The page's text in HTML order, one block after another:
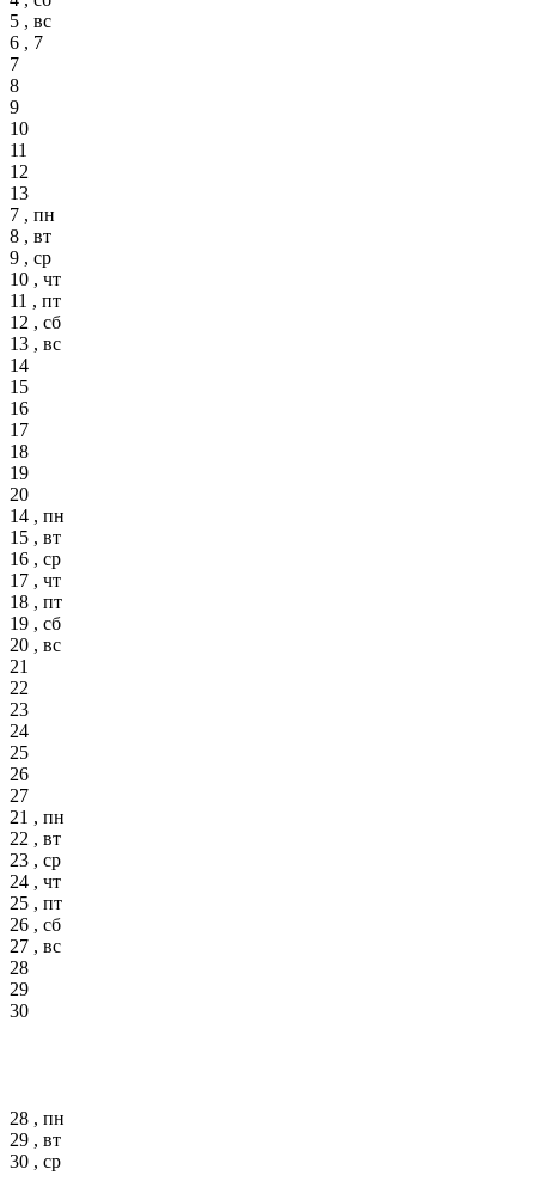
5 , вс
6 , 7
7
8
9
10
11
12
13
7 , пн
8 , вт
9 , ср
10 , чт
11 , пт
12 , сб
13 , вс
14
15
16
17
18
19
20
14 , пн
15 , вт
16 , ср
17 , чт
18 , пт
19 , сб
20 , вс
21
22
23
24
25
26
27
21 , пн
22 , вт
23 , ср
24 , чт
25 , пт
26 , сб
27 , вс
28
29
30
28 , пн
29 , вт
30 , ср